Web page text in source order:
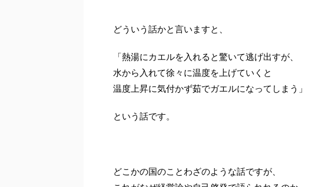
どういう話かと言いますと、
「熱湯にカエルを入れると驚いて逃げ出すが、
水から入れて徐々に温度を上げていくと
温度上昇に気付かず茹でガエルになってしまう」
という話です。
どこかの国のことわざのような話ですが、